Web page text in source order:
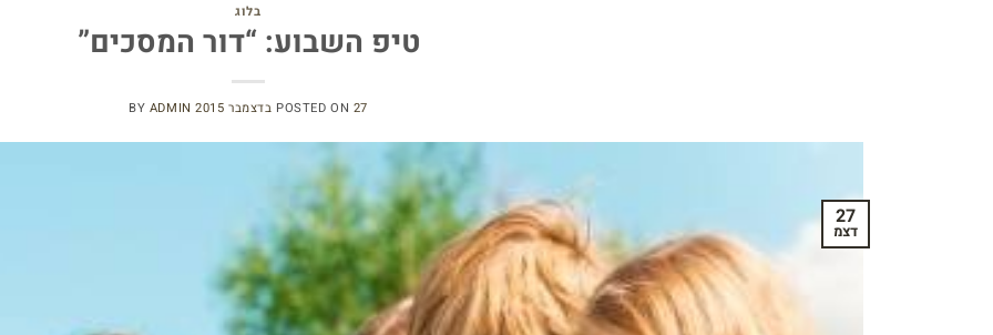
בלוג
טיפ השבוע: “דור המסכים”
POSTED ON 27 בדצמבר 2015 BY ADMIN
27
דצמ